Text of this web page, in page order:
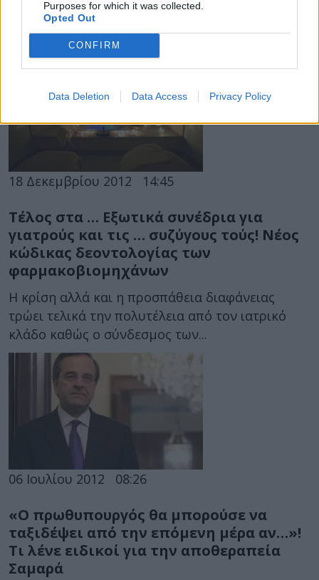
Purposes for which it was collected.
Opted Out
CONFIRM
Data Deletion Data Access Privacy Policy
ταξίδι στο εξωτερικό που τόσο καιρό
περιμένατε. Έχετε οργανώσει τα πάντα: που...
18 Δεκεμβρίου 2012 14:45
Τέλος στα … Εξωτικά συνέδρια για
γιατρούς και τις … συζύγους τούς! Νέος
κώδικας δεοντολογίας των
φαρμακοβιομηχάνων
Η κρίση αλλά και η προσπάθεια διαφάνειας
τρώει τελικά την πολυτέλεια από τον ιατρικό
κλάδο καθώς ο σύνδεσμος των...
06 Ιουλίου 2012 08:26
«Ο πρωθυπουργός θα μπορούσε να
ταξιδέψει από την επόμενη μέρα αν…»!
Τι λένε ειδικοί για την αποθεραπεία
Σαμαρά